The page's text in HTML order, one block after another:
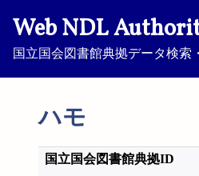
Web NDL
国立国会図書館典拠データ検索
ハモ
国立国会図書館典拠ID